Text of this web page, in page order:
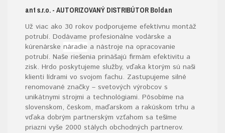
ant s.r.o. - AUTORIZOVANÝ DISTRIBÚTOR Boldan
Už viac ako 30 rokov podporujeme efektívnu montáž
potrubí. Dodávame profesionálne vodárske a
kúrenárske náradie a nástroje na opracovanie
potrubí. Naše riešenia prinášajú firmám efektivitu a
zisk. Hrdo poskytujeme služby, vďaka ktorým sú naši
klienti lídrami vo svojom fachu. Zastupujeme silné
renomované značky – svetových výrobcov s
unikátnymi strojmi a technológiami. Pôsobíme na
slovenskom, českom, maďarskom a rakúskom trhu a
vďaka dobrým partnerským vzťahom sa tešíme
priazni vyše 2000 stálych obchodných partnerov.